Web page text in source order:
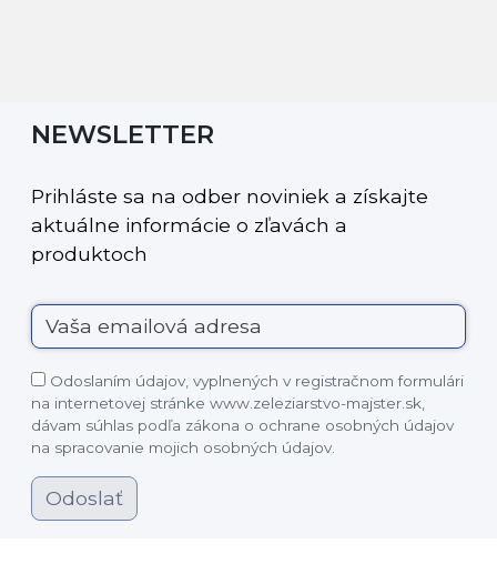
NEWSLETTER
Prihláste sa na odber noviniek a získajte
aktuálne informácie o zľavách a
produktoch
Odoslaním údajov, vyplnených v registračnom formulári
na internetovej stránke www.zeleziarstvo-majster.sk,
dávam súhlas podľa zákona o ochrane osobných údajov
na spracovanie mojich osobných údajov.
Odoslať